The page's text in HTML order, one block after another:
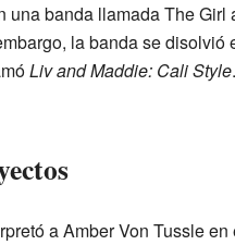
banda llamada The
la banda se disolvió
Liv and Maddie: Cali Style
a Amber Von Tussle